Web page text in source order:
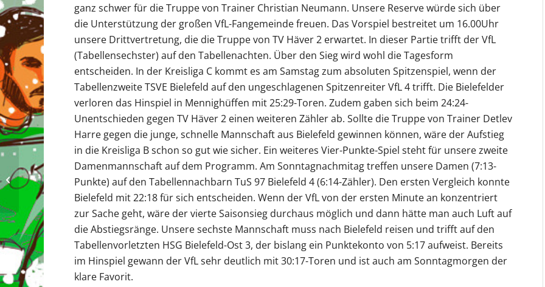
ganz schwer für die Truppe von Trainer Christian Neumann. Unsere Reserve würde sich über
die Unterstützung der großen VfL-Fangemeinde freuen. Das Vorspiel bestreitet um 16.00Uhr
unsere Drittvertretung, die die Truppe von TV Häver 2 erwartet. In dieser Partie trifft der VfL
(Tabellensechster) auf den Tabellenachten. Über den Sieg wird wohl die Tagesform
entscheiden. In der Kreisliga C kommt es am Samstag zum absoluten Spitzenspiel, wenn der
Tabellenzweite TSVE Bielefeld auf den ungeschlagenen Spitzenreiter VfL 4 trifft. Die Bielefelder
verloren das Hinspiel in Mennighüffen mit 25:29-Toren. Zudem gaben sich beim 24:24-
Unentschieden gegen TV Häver 2 einen weiteren Zähler ab. Sollte die Truppe von Trainer Detlev
Harre gegen die junge, schnelle Mannschaft aus Bielefeld gewinnen können, wäre der Aufstieg
in die Kreisliga B schon so gut wie sicher. Ein weiteres Vier-Punkte-Spiel steht für unsere zweite
Damenmannschaft auf dem Programm. Am Sonntagnachmitag treffen unsere Damen (7:13-
Punkte) auf den Tabellennachbarn TuS 97 Bielefeld 4 (6:14-Zähler). Den ersten Vergleich konnte
Bielefeld mit 22:18 für sich entscheiden. Wenn der VfL von der ersten Minute an konzentriert
zur Sache geht, wäre der vierte Saisonsieg durchaus möglich und dann hätte man auch Luft auf
die Abstiegsränge. Unsere sechste Mannschaft muss nach Bielefeld reisen und trifft auf den
Tabellenvorletzten HSG Bielefeld-Ost 3, der bislang ein Punktekonto von 5:17 aufweist. Bereits
im Hinspiel gewann der VfL sehr deutlich mit 30:17-Toren und ist auch am Sonntagmorgen der
klare Favorit.
Spielberichte 02-03.02.2019